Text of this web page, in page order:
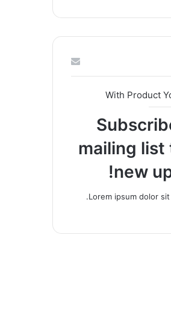
With Product
mailing
new
Lorem ipsum dolor